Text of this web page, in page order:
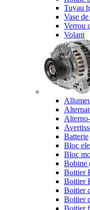
Tuyau
Vase
Verrou
Volant
Batterie
Bloc
Bloc
Bobine
Boitier
Boitier
Boitier
Boitier
Boitier